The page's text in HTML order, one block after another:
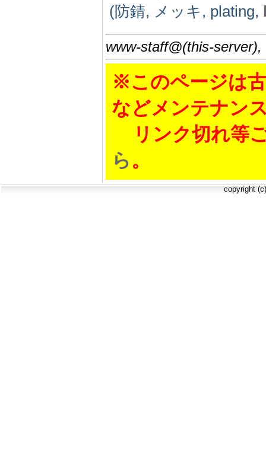
(防錆, メッキ, plating,
www-staff@(this-
※このページは
などメンテナン
リンク切れ等
ら。
copyright